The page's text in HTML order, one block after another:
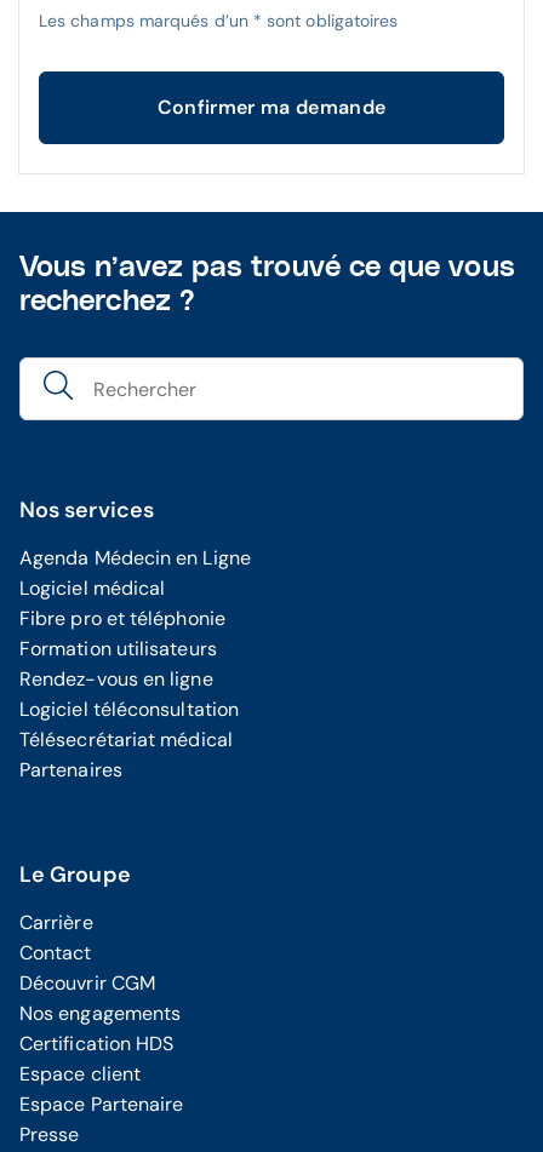
Les champs marqués d’un * sont obligatoires
Confirmer ma demande
Vous n’avez pas trouvé ce que vous
recherchez ?
Nos services
Agenda Médecin en Ligne
Logiciel médical
Fibre pro et téléphonie
Formation utilisateurs
Rendez-vous en ligne
Logiciel téléconsultation
Télésecrétariat médical
Partenaires
Le Groupe
Carrière
Contact
Découvrir CGM
Nos engagements
Certification HDS
Espace client
Espace Partenaire
Presse